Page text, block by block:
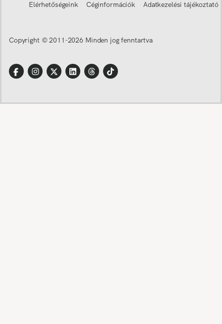
Elérhetőségeink Céginformációk Adatkezelési tájékoztató
Copyright © 2011-2026 Minden jog fenntartva